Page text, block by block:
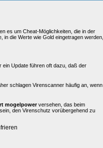
es um Cheat-Möglichkeiten, die in der
die Werte wie Gold eingetragen werden,
ein Update führen oft dazu, daß der
schlagen Virenscanner häufig an, wenn
mogelpowerversehen, das beim
den Virenschutz vorübergehend zu